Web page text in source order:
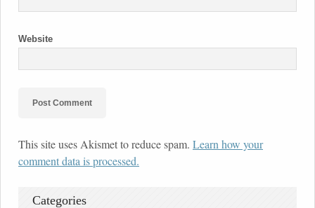
Website
This site uses Akismet to reduce spam. Learn how your
comment data is processed.
Categories